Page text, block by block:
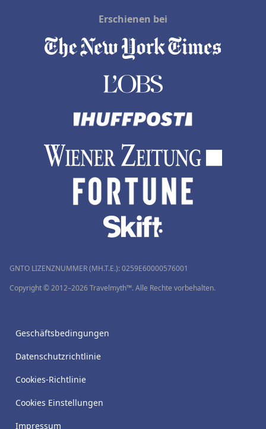
Erschienen bei
GNTO LIZENZNUMMER (MH.T.E.): 0259Ε60000576001
Copyright © 2012–2026 Travelmyth™. Alle Rechte vorbehalten.
Geschäftsbedingungen
Datenschutzrichtlinie
Cookies-Richtlinie
Cookies Einstellungen
Impressum